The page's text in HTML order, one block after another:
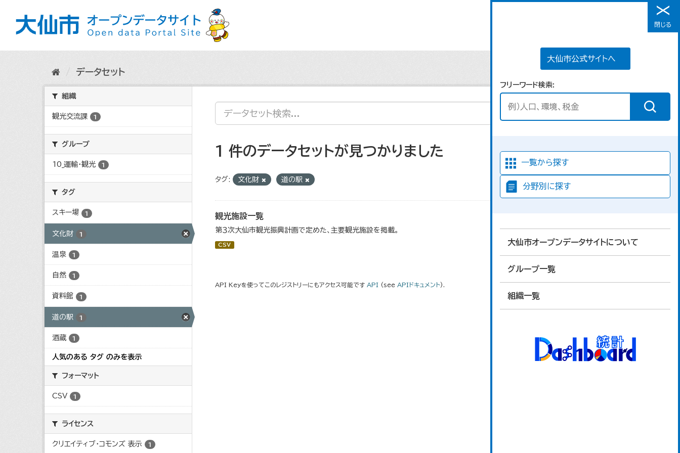
メニュー
大仙市公式サイトへ
フリーワード検索
一覧から探す
分野別に探す
大仙市オープンデータサイトについて
グループ一覧
組織一覧
閉じる
データセット
組織
観光交流課 1
グループ
10_運輸・観光 1
タグ
スキー場 1
文化財 1
温泉 1
自然 1
資料館 1
道の駅 1
酒蔵 1
人気のある タグ のみを表示
フォーマット
CSV 1
ライセンス
クリエイティブ・コモンズ 表示 1
1 件のデータセットが見つかりました
タグ: 文化財 道の駅
観光施設一覧
第３次大仙市観光振興計画で定めた、主要観光施設を掲載。
CSV
API Keyを使ってこのレジストリーにもアクセス可能です API (see APIドキュメント).